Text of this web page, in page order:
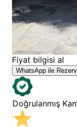
Fiyat bilgisi al
WhatsApp ile
Doğrulanmış